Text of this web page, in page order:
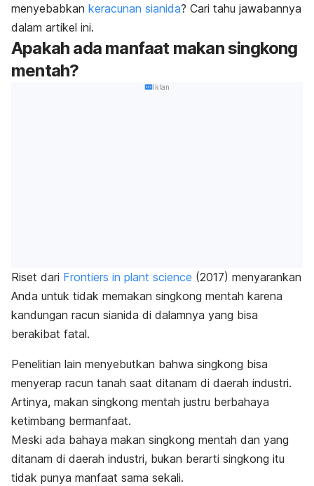
menyebabkan keracunan sianida? Cari tahu jawabannya
dalam artikel ini.
Apakah ada manfaat makan singkong
mentah?
Iklan
Riset dari Frontiers in plant science (2017) menyarankan
Anda untuk tidak memakan singkong mentah karena
kandungan racun sianida di dalamnya yang bisa
berakibat fatal.
Penelitian lain menyebutkan bahwa singkong bisa
menyerap racun tanah saat ditanam di daerah industri.
Artinya, makan singkong mentah justru berbahaya
ketimbang bermanfaat.
Meski ada bahaya makan singkong mentah dan yang
ditanam di daerah industri, bukan berarti singkong itu
tidak punya manfaat sama sekali.